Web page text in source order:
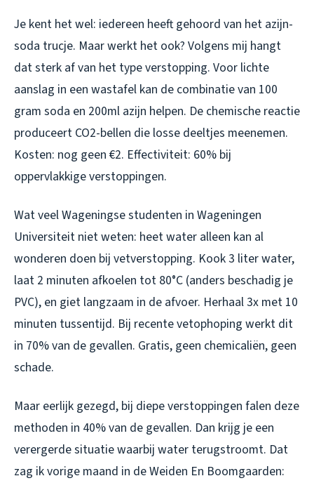
Je kent het wel: iedereen heeft gehoord van het azijn-
soda trucje. Maar werkt het ook? Volgens mij hangt
dat sterk af van het type verstopping. Voor lichte
aanslag in een wastafel kan de combinatie van 100
gram soda en 200ml azijn helpen. De chemische reactie
produceert CO2-bellen die losse deeltjes meenemen.
Kosten: nog geen €2. Effectiviteit: 60% bij
oppervlakkige verstoppingen.
Wat veel Wageningse studenten in Wageningen
Universiteit niet weten: heet water alleen kan al
wonderen doen bij vetverstopping. Kook 3 liter water,
laat 2 minuten afkoelen tot 80°C (anders beschadig je
PVC), en giet langzaam in de afvoer. Herhaal 3x met 10
minuten tussentijd. Bij recente vetophoping werkt dit
in 70% van de gevallen. Gratis, geen chemicaliën, geen
schade.
Maar eerlijk gezegd, bij diepe verstoppingen falen deze
methoden in 40% van de gevallen. Dan krijg je een
verergerde situatie waarbij water terugstroomt. Dat
zag ik vorige maand in de Weiden En Boomgaarden: